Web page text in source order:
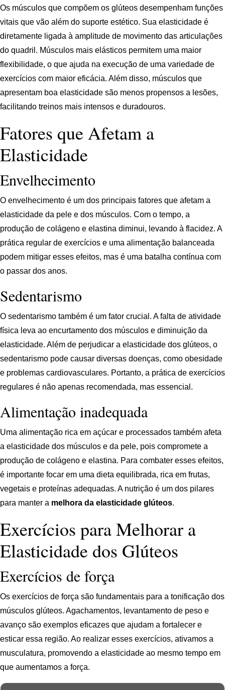
Os músculos que compõem os glúteos desempenham funções
vitais que vão além do suporte estético. Sua elasticidade é
diretamente ligada à amplitude de movimento das articulações
do quadril. Músculos mais elásticos permitem uma maior
flexibilidade, o que ajuda na execução de uma variedade de
exercícios com maior eficácia. Além disso, músculos que
apresentam boa elasticidade são menos propensos a lesões,
facilitando treinos mais intensos e duradouros.
Fatores que Afetam a
Elasticidade
Envelhecimento
O envelhecimento é um dos principais fatores que afetam a
elasticidade da pele e dos músculos. Com o tempo, a
produção de colágeno e elastina diminui, levando à flacidez. A
prática regular de exercícios e uma alimentação balanceada
podem mitigar esses efeitos, mas é uma batalha contínua com
o passar dos anos.
Sedentarismo
O sedentarismo também é um fator crucial. A falta de atividade
física leva ao encurtamento dos músculos e diminuição da
elasticidade. Além de perjudicar a elasticidade dos glúteos, o
sedentarismo pode causar diversas doenças, como obesidade
e problemas cardiovasculares. Portanto, a prática de exercícios
regulares é não apenas recomendada, mas essencial.
Alimentação inadequada
Uma alimentação rica em açúcar e processados também afeta
a elasticidade dos músculos e da pele, pois compromete a
produção de colágeno e elastina. Para combater esses efeitos,
é importante focar em uma dieta equilibrada, rica em frutas,
vegetais e proteínas adequadas. A nutrição é um dos pilares
para manter a melhora da elasticidade glúteos.
Exercícios para Melhorar a
Elasticidade dos Glúteos
Exercícios de força
Os exercícios de força são fundamentais para a tonificação dos
músculos glúteos. Agachamentos, levantamento de peso e
avanço são exemplos eficazes que ajudam a fortalecer e
esticar essa região. Ao realizar esses exercícios, ativamos a
musculatura, promovendo a elasticidade ao mesmo tempo em
que aumentamos a força.